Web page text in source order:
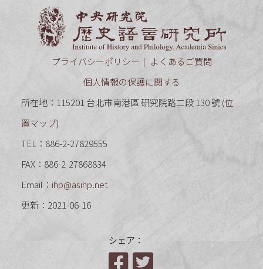
プライバシーポリシー
よくあるご質問
個人情報の保護に関する
所在地：115201 台北市南港區 研究院路二段 130 號 (位
置マップ)
TEL：886-2-27829555
FAX：886-2-27868834
Email： ihp@asihp.net
更新：2021-06-16
シェア：
Facebook